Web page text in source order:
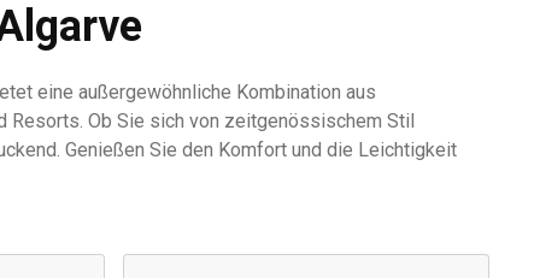
eine außergewöhnliche Kombination aus
Resorts. Ob Sie sich von zeitgenössischem Stil
Genießen Sie den Komfort und die Leichtigkeit